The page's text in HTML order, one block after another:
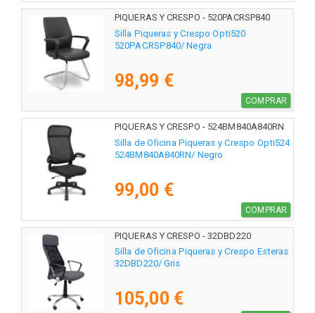
PIQUERAS Y CRESPO - 520PACRSP840
Silla Piqueras y Crespo Opti520
520PACRSP840/ Negra
98,99 €
COMPRAR
PIQUERAS Y CRESPO - 524BM840A840RN
Silla de Oficina Piqueras y Crespo Opti524
524BM840A840RN/ Negro
99,00 €
COMPRAR
PIQUERAS Y CRESPO - 32DBD220
Silla de Oficina Piqueras y Crespo Esteras
32DBD220/ Gris
105,00 €